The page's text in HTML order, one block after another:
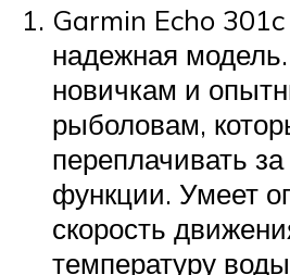
Garmin Echo
надежная
новичкам и
рыболовам,
переплачивать
функции. Умеет
скорость
температуру